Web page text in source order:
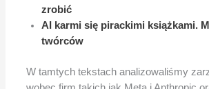
zrobić
AI karmi się pirackimi książkami.
twórców
W tamtych tekstach analizowaliśmy